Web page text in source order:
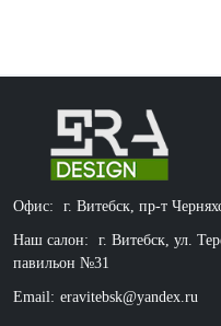
Офис: г. Витебск, пр-т
Наш салон:
г. Витебск, ул.
павильон №31
Email: eravitebsk@yandex.ru